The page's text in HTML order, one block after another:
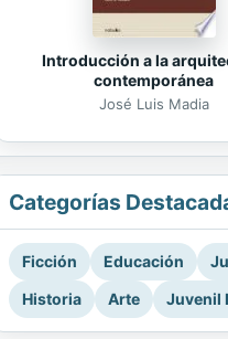
Introducción a la
contemporánea
José Luis Madia
Categorías
Ficción Educación
Historia
Arte Juvenil